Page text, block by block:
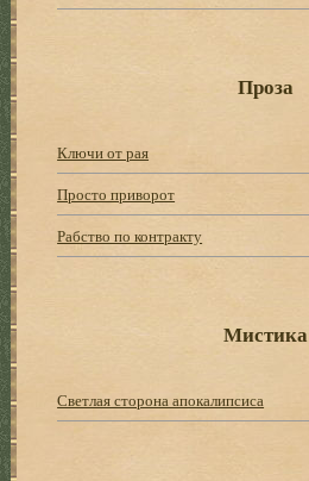
Проза
Ключи от рая
Просто приворот
Рабство по контракту
Мистика
Светлая сторона апокалипсиса